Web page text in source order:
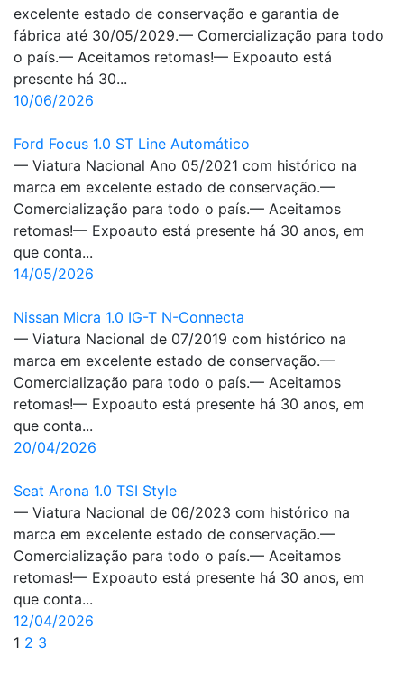
excelente estado de conservação e garantia de
fábrica até 30/05/2029.— Comercialização para todo
o país.— Aceitamos retomas!— Expoauto está
presente há 30...
10/06/2026
Ford Focus 1.0 ST Line Automático
— Viatura Nacional Ano 05/2021 com histórico na
marca em excelente estado de conservação.—
Comercialização para todo o país.— Aceitamos
retomas!— Expoauto está presente há 30 anos, em
que conta...
14/05/2026
Nissan Micra 1.0 IG-T N-Connecta
— Viatura Nacional de 07/2019 com histórico na
marca em excelente estado de conservação.—
Comercialização para todo o país.— Aceitamos
retomas!— Expoauto está presente há 30 anos, em
que conta...
20/04/2026
Seat Arona 1.0 TSI Style
— Viatura Nacional de 06/2023 com histórico na
marca em excelente estado de conservação.—
Comercialização para todo o país.— Aceitamos
retomas!— Expoauto está presente há 30 anos, em
que conta...
12/04/2026
1 2 3